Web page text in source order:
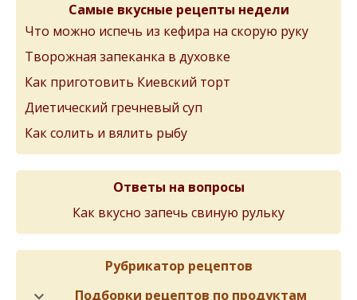
Самые вкусные рецепты недели
Что можно испечь из кефира на скорую руку
Творожная запеканка в духовке
Как приготовить Киевский торт
Диетический гречневый суп
Как солить и вялить рыбу
Ответы на вопросы
Как вкусно запечь свиную рульку
Рубрикатор рецептов
Подборки рецептов по продуктам